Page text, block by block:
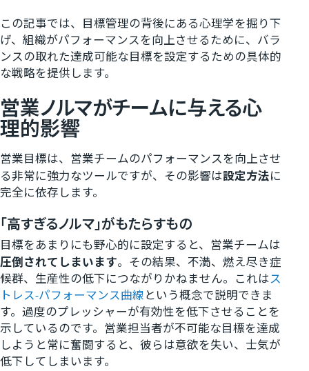
この記事では、目標管理の背後にある心理学を掘り下
げ、組織がパフォーマンスを向上させるために、バラ
ンスの取れた達成可能な目標を設定するための具体的
な戦略を提供します。
営業ノルマがチームに与える心
理的影響
営業目標は、営業チームのパフォーマンスを向上させ
る非常に強力なツールですが、その影響は設定方法に
完全に依存します。
「高すぎるノルマ」がもたらすもの
目標をあまりにも野心的に設定すると、営業チームは
圧倒されてしまいます。その結果、不満、燃え尽き症
候群、生産性の低下につながりかねません。これはス
トレス-パフォーマンス曲線という概念で説明できま
す。過度のプレッシャーが有効性を低下させることを
示しているのです。営業担当者が不可能な目標を達成
しようと常に奮闘すると、彼らは意欲を失い、士気が
低下してしまいます。